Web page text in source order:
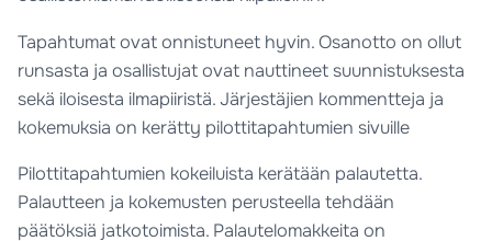
Tapahtumat ovat onnistuneet hyvin. Osanotto on ollut
runsasta ja osallistujat ovat nauttineet suunnistuksesta
sekä iloisesta ilmapiiristä. Järjestäjien kommentteja ja
kokemuksia on kerätty pilottitapahtumien sivuille
Pilottitapahtumien kokeiluista kerätään palautetta.
Palautteen ja kokemusten perusteella tehdään
päätöksiä jatkotoimista. Palautelomakkeita on